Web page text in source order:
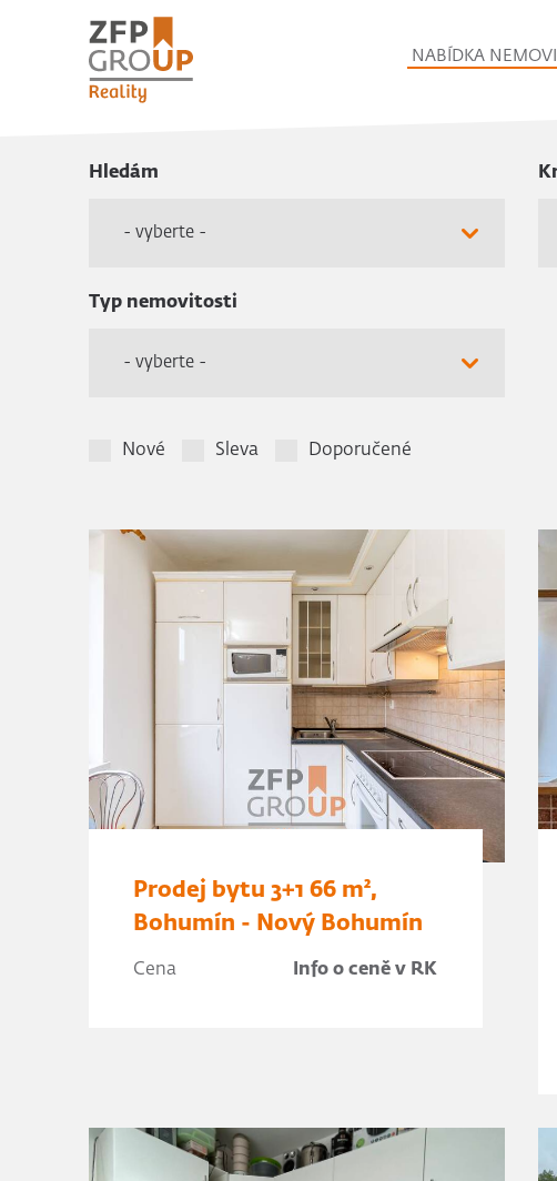
NABÍDKA
Hledám
- vyberte -
Typ nemovitosti
- vyberte -
Nové Sleva Doporučené
Prodej bytu 3+1 66 m²,
Bohumín - Nový Bohumín
Cena Info o ceně v RK